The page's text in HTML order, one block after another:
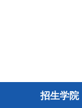
招生学院